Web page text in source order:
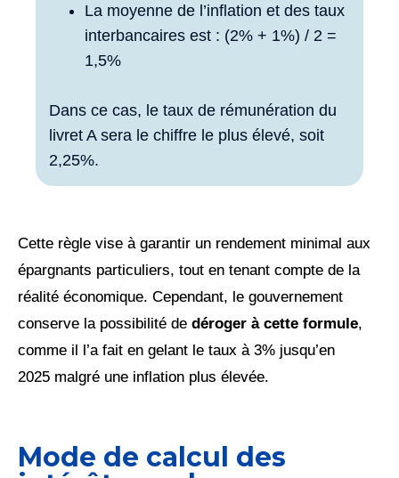
La moyenne de l’inflation et des taux
interbancaires est : (2% + 1%) / 2 =
1,5%
Dans ce cas, le taux de rémunération du
livret A sera le chiffre le plus élevé, soit
2,25%.
Cette règle vise à garantir un rendement minimal aux
épargnants particuliers, tout en tenant compte de la
réalité économique. Cependant, le gouvernement
conserve la possibilité de déroger à cette formule,
comme il l’a fait en gelant le taux à 3% jusqu’en
2025 malgré une inflation plus élevée.
Mode de calcul des